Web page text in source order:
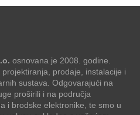
osnovana je 2008. godine.
prodaje, instalacije i
sustava. Odgovarajući na
proširili i na područja
i brodske elektronike, te smo u